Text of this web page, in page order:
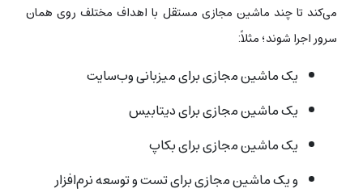
می‌کند تا چند ماشین مجازی مستقل با اهداف مختلف روی همان
سرور اجرا شوند؛ مثلاً:
یک ماشین مجازی برای میزبانی وب‌سایت
یک ماشین مجازی برای دیتابیس
یک ماشین مجازی برای بکاپ
و یک ماشین مجازی برای تست و توسعه نرم‌افزار